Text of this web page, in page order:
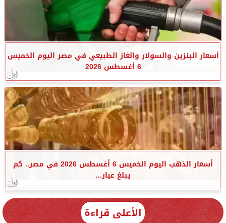
أسعار البنزين والسولار والغاز الطبيعي في مصر اليوم الخميس
6 أغسطس 2026
أسعار الذهب اليوم الخميس 6 أغسطس 2026 في مصر.. كم
يبلغ عيار...
الأعلى قراءة